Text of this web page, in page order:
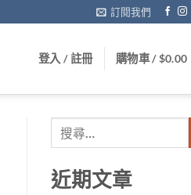
訂閱我們
登入 / 註冊 購物車 /$0.00
近期文章